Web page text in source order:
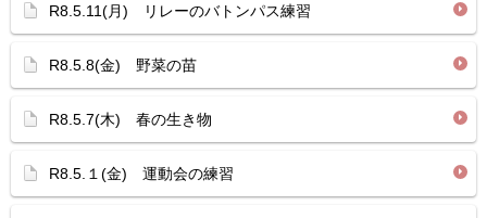
R8.5.11(月) リレーのバトンパス練習
R8.5.8(金) 野菜の苗
R8.5.7(木) 春の生き物
R8.5.１(金) 運動会の練習